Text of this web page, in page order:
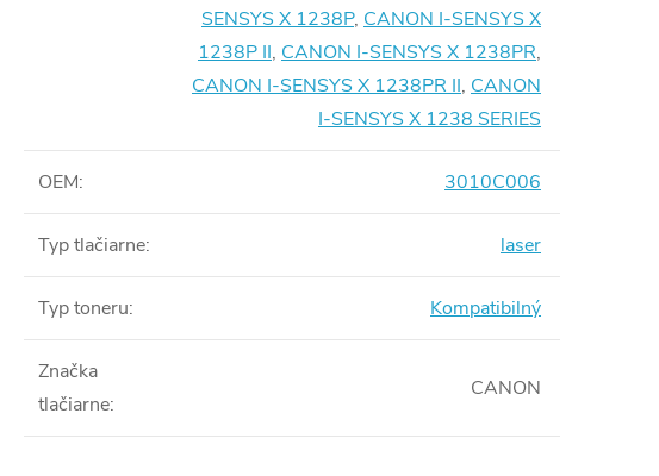
SENSYS X 1238P, CANON I-SENSYS X
1238P II, CANON I-SENSYS X 1238PR,
CANON I-SENSYS X 1238PR II, CANON
I-SENSYS X 1238 SERIES
OEM: 3010C006
Typ tlačiarne: laser
Typ toneru: Kompatibilný
Značka
tlačiarne:
CANON